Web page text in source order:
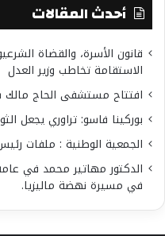
أحدث المقالات
قانون الأسرة، والقضاة
الاستقامة تخاطب وزير العدل
افتتاح مستشفى الحاج
بوركينا فاسو: تراوري يجعل
الجمعية الوطنية : ملفات
في مسيرة نهضة ماليزيا.